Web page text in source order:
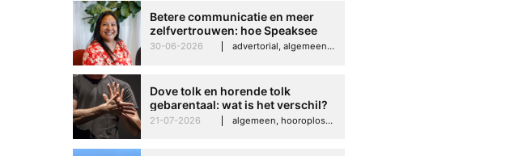
Betere communicatie en meer
zelfvertrouwen: hoe Speaksee
Imelda helpt om te groeien in
30-06-2026 advertorial, algemeen, hooroplossingen, interview
Dove tolk en horende tolk
gebarentaal: wat is het verschil?
21-07-2026 algemeen, hooroplossingen, hoorproblemen, samenleving & maatschappij